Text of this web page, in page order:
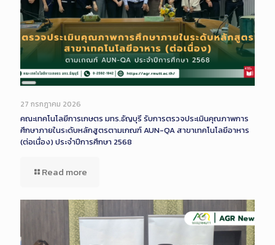
Long
Description
27 กรกฎาคม 2026
คณะเทคโนโลยีการเกษตร มทร.ธัญบุรี รับการตรวจประเมินคุณภาพการ
ศึกษาภายในระดับหลักสูตรตามเกณฑ์ AUN-QA สาขาเทคโนโลยีอาหาร
(ต่อเนื่อง) ประจำปีการศึกษา 2568
Read more